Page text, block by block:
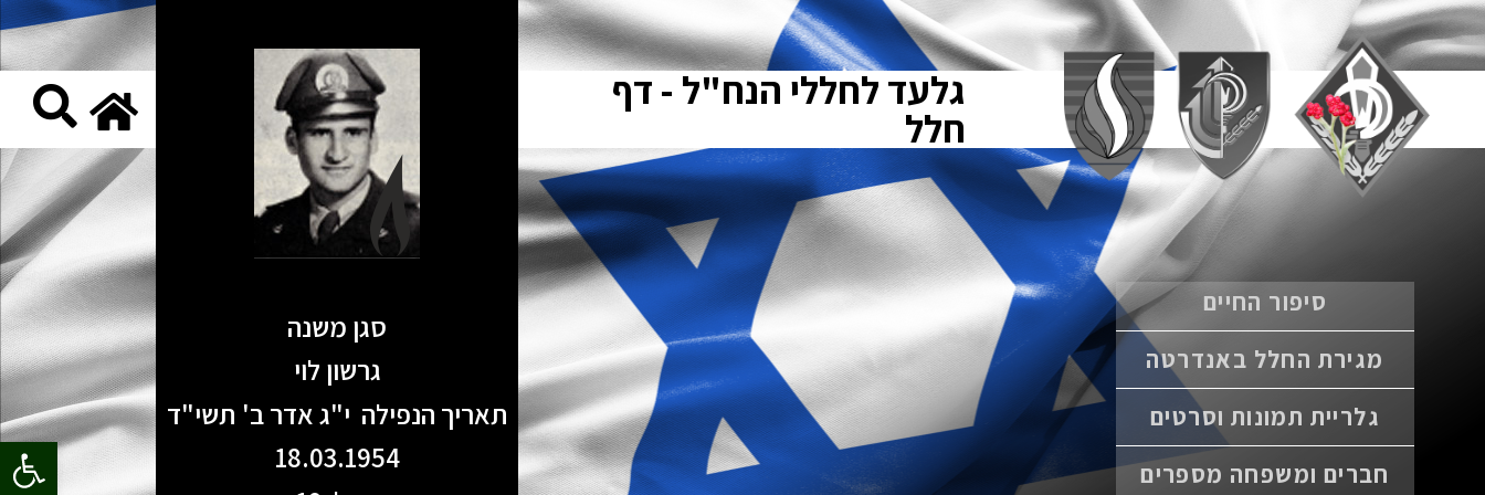
פתח
גלעד לחללי הנח"ל - דף
חלל
סיפור החיים
מגירת החלל באנדרטה
גלריית תמונות וסרטים
חברים ומשפחה מספרים
סגן משנה
גרשון לוי
תאריך הנפילה י"ג אדר ב' תשי"ד
18.03.1954